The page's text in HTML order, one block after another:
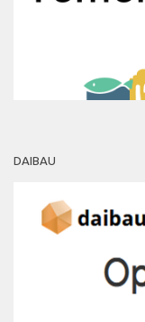
DAIBAU